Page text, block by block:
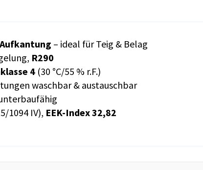
Aufkantung – ideal für Teig & Belag
R290
4(30 °C/55 % r.F.)
waschbar & austauschbar
1094 IV), EEK-Index 32,82